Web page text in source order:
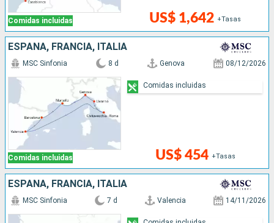
Comidas incluidas US$ 1,642 +Tasas
ESPAÑA, FRANCIA, ITALIA
Comidas incluidas
MSC Sinfonia 8 d Genova 08/12/2026
US$ 454 +Tasas
Comidas incluidas
ESPAÑA, FRANCIA, ITALIA
MSC Sinfonia 7 d Valencia 14/11/2026